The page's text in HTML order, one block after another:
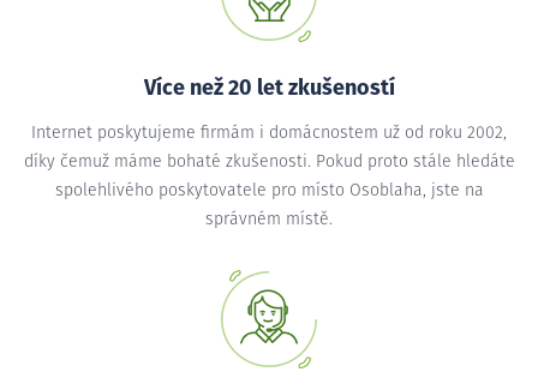
Více než 20 let zkušeností
Internet poskytujeme firmám i domácnostem už od roku 2002,
díky čemuž máme bohaté zkušenosti. Pokud proto stále hledáte
spolehlivého poskytovatele pro místo Osoblaha, jste na
správném místě.